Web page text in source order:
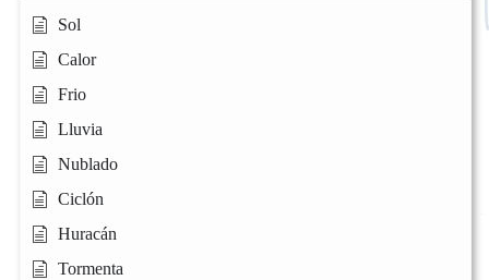
Sol
Calor
Frio
Lluvia
Nublado
Ciclón
Huracán
Tormenta